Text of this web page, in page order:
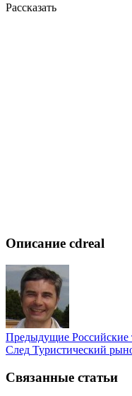
Рассказать
Описание cdreal
Предыдущие Российские
След Туристический
Связанные статьи